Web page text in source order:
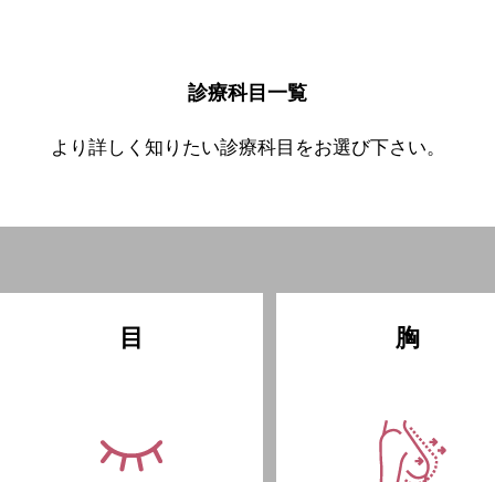
診療科目一覧
より詳しく知りたい診療科目をお選び下さい。
目 胸